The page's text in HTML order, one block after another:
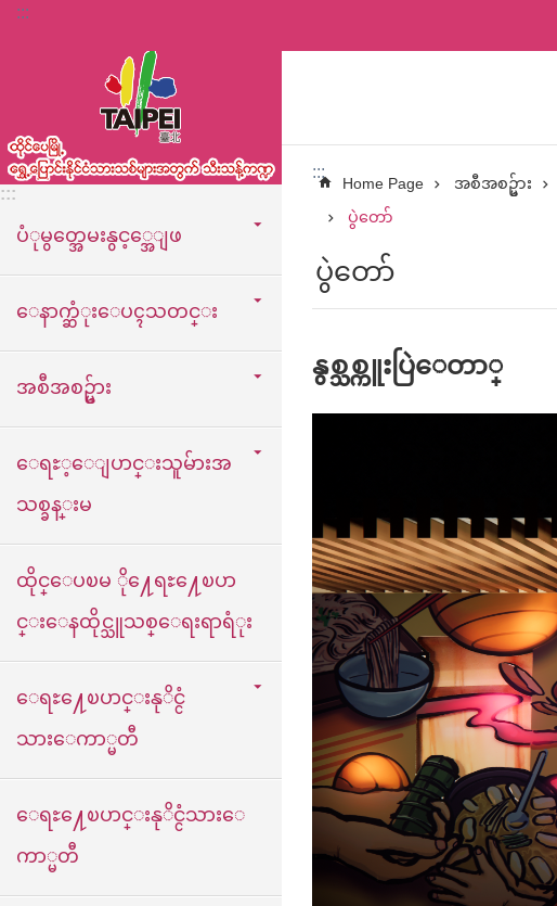
:::
:::
ပံုမွတ္အေမးနွင့္အေျဖ
ေနာက္ဆံုးေပၚသတင္း
အစီအစဥ္မ်ား
ေရႊ့ေျပာင္းသူမ်ားအ
သစ္ခန္းမ
ထိုင္ေပၿမ ို႔ေရႊ႔ေၿပာ
င္းေနထိုင္သူသစ္ေရးရာရံုး
ေရႊ႔ေၿပာင္းနုိင္ငံ
သားေကာ္မတီ
ေရႊ႔ေၿပာင္းနုိင္ငံသားေ
ကာ္မတီ
:::
Home Page အစီအစဥ္မ်ား
ပွဲတော်
ပွဲတော်
နွစ္သစ္ကူးပြဲေတာ္